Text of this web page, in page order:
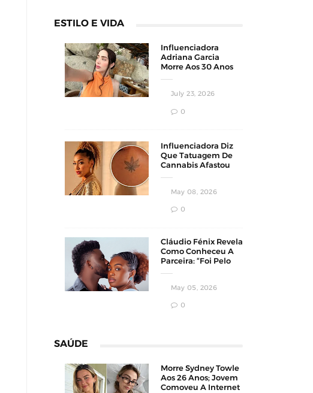
ESTILO E VIDA
Influenciadora
Adriana Garcia
Morre Aos 30 Anos
Estético
July 23, 2026
0
Influenciadora Diz
Que Tatuagem De
Cannabis Afastou
May 08, 2026
0
Cláudio Fénix Revela
Como Conheceu A
Parceira: “Foi Pelo
May 05, 2026
0
SAÚDE
Morre Sydney Towle
Aos 26 Anos; Jovem
Comoveu A Internet